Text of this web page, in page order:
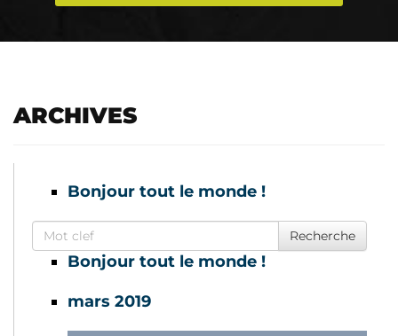
ARCHIVES
Bonjour tout le monde !
Search for Recherche
Bonjour tout le monde !
mars 2019